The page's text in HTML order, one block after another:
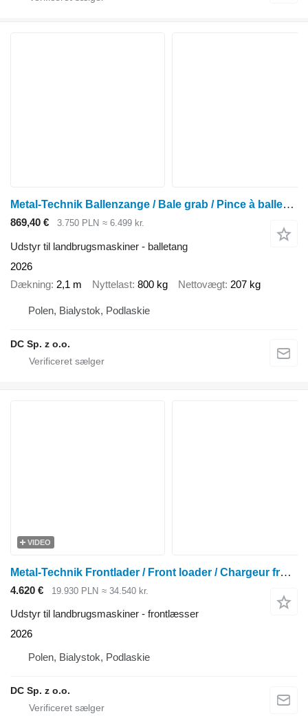
Metal-Technik Ballenzange / Bale grab / Pince à balles / Pinze per balle 2,1 m
869,40 € 3.750 PLN ≈ 6.499 kr.
Udstyr til landbrugsmaskiner - balletang
2026
Dækning 2,1 m Nyttelast 800 kg Nettovægt 207 kg
Polen, Bialystok, Podlaskie
DC Sp. z o.o.
VIDEO
Metal-Technik Frontlader / Front loader / Chargeur frontal / Caricatore front
4.620 € 19.930 PLN ≈ 34.540 kr.
Udstyr til landbrugsmaskiner - frontlæsser
2026
Polen, Bialystok, Podlaskie
DC Sp. z o.o.